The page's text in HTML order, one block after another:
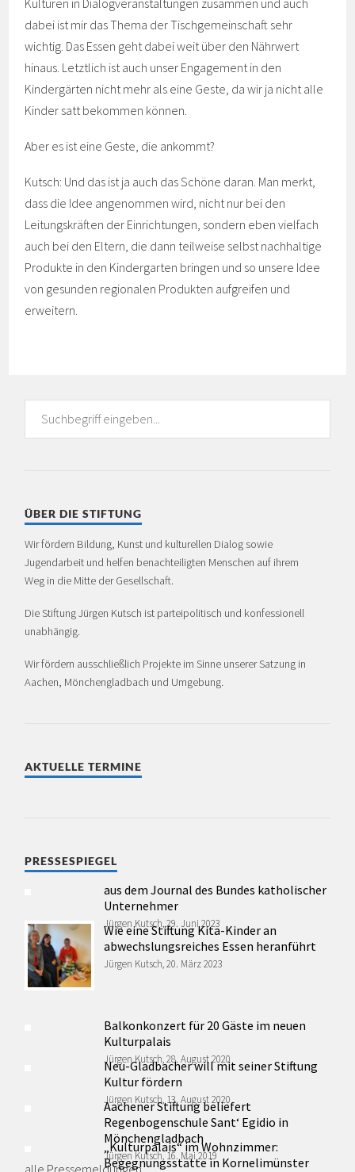
dabei ist mir das Thema der Tischgemeinschaft sehr
wichtig. Das Essen geht dabei weit über den Nährwert
hinaus. Letztlich ist auch unser Engagement in den
Kindergärten nicht mehr als eine Geste, da wir ja nicht alle
Kinder satt bekommen können.
Aber es ist eine Geste, die ankommt?
Kutsch: Und das ist ja auch das Schöne daran. Man merkt,
dass die Idee angenommen wird, nicht nur bei den
Leitungskräften der Einrichtungen, sondern eben vielfach
auch bei den Eltern, die dann teilweise selbst nachhaltige
Produkte in den Kindergarten bringen und so unsere Idee
von gesunden regionalen Produkten aufgreifen und
erweitern.
ÜBER DIE STIFTUNG
Wir fördern Bildung, Kunst und kulturellen Dialog sowie
Jugendarbeit und helfen benachteiligten Menschen auf ihrem
Weg in die Mitte der Gesellschaft.
Die Stiftung Jürgen Kutsch ist partei­politisch und konfessionell
unabhängig.
Wir fördern ausschließlich Projekte im Sinne unserer Satzung in
Aachen, Mönchen­glad­bach und Umgebung.
AKTUELLE TERMINE
PRESSESPIEGEL
aus dem Journal des Bundes katholischer
Unternehmer
Jürgen Kutsch, 29. Juni 2023
Wie eine Stiftung Kita-Kinder an
abwechslungsreiches Essen heranführt
Jürgen Kutsch, 20. März 2023
Balkonkonzert für 20 Gäste im neuen
Kulturpalais
Jürgen Kutsch, 28. August 2020
Neu-Gladbacher will mit seiner Stiftung
Kultur fördern
Jürgen Kutsch, 13. August 2020
Aachener Stiftung beliefert
Regenbogenschule Sant‘ Egidio in
Mönchengladbach
Jürgen Kutsch, 16. Mai 2019
„Kulturpalais“ im Wohnzimmer:
Begegnungsstätte in Kornelimünster
alle Pressemeldungen